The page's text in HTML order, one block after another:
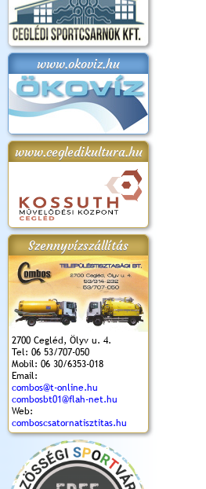
www.okoviz.hu
www.cegledikultura.hu
Szennyvízszállítás
2700 Cegléd, Ölyv u. 4.
Tel: 06 53/707-050
Mobil: 06 30/6353-018
Email:
combos@t-online.hu
combosbt01@flah-net.hu
Web:
comboscsatornatisztitas.hu
2018.
Kossuth Toborzó
Ünnepély
Szent István Ünnepe
(2017. 08. 20.)